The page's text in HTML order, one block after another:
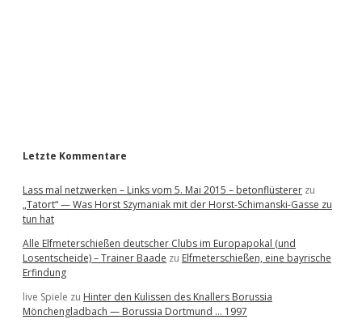
Letzte Kommentare
Lass mal netzwerken – Links vom 5. Mai 2015 – betonflüsterer zu
„Tatort“ — Was Horst Szymaniak mit der Horst-Schimanski-Gasse zu
tun hat
Alle Elfmeterschießen deutscher Clubs im Europapokal (und
Losentscheide) – Trainer Baade zu Elfmeterschießen, eine bayrische
Erfindung
live Spiele zu Hinter den Kulissen des Knallers Borussia
Mönchengladbach — Borussia Dortmund … 1997